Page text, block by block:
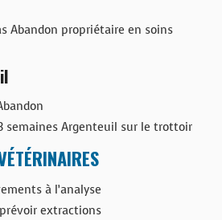
Abandon propriétaire en soins
semaines Argenteuil sur le trottoir
à l’analyse
extractions